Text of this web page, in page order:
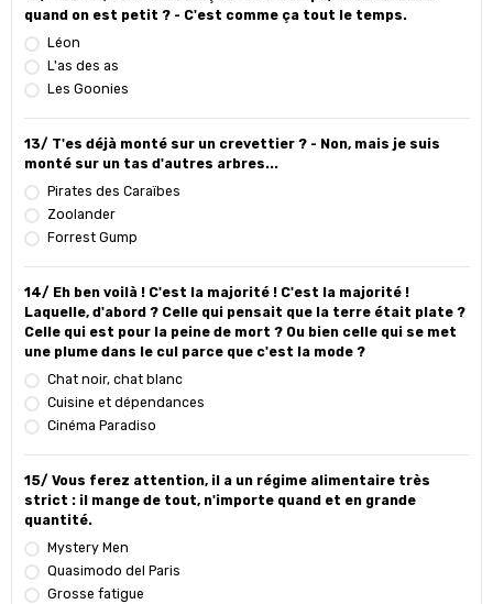
quand on est petit ? - C'est comme ça tout le temps.
Léon
L'as des as
Les Goonies
13/ T'es déjà monté sur un crevettier ? - Non, mais je suis
monté sur un tas d'autres arbres...
Pirates des Caraïbes
Zoolander
Forrest Gump
14/ Eh ben voilà ! C'est la majorité ! C'est la majorité !
Laquelle, d'abord ? Celle qui pensait que la terre était plate ?
Celle qui est pour la peine de mort ? Ou bien celle qui se met
une plume dans le cul parce que c'est la mode ?
Chat noir, chat blanc
Cuisine et dépendances
Cinéma Paradiso
15/ Vous ferez attention, il a un régime alimentaire très
strict : il mange de tout, n'importe quand et en grande
quantité.
Mystery Men
Quasimodo del Paris
Grosse fatigue